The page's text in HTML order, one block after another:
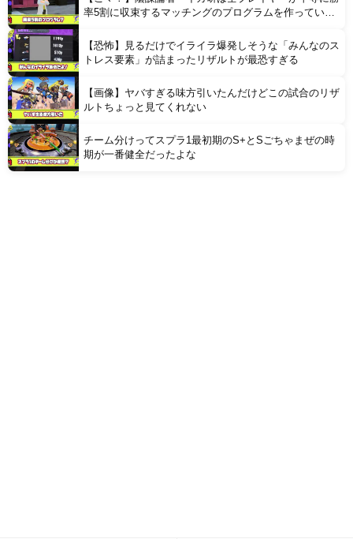
率5割に収束するマッチングのプログラムを作ってい
【恐怖】見るだけでイライラ爆発しそうな「みんなのス
トレス要素」が詰まったリザルトが最恐すぎる
【画像】ヤバすぎる味方引いたんだけどこの試合のリザ
ルトちょっと見てくれない
チーム分けってスプラ1最初期のS+とSごちゃまぜの時
期が一番健全だったよな